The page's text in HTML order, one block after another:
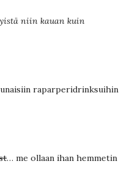
niin kauan kuin
raparperidrinksuihin
… me ollaan ihan hemmetin